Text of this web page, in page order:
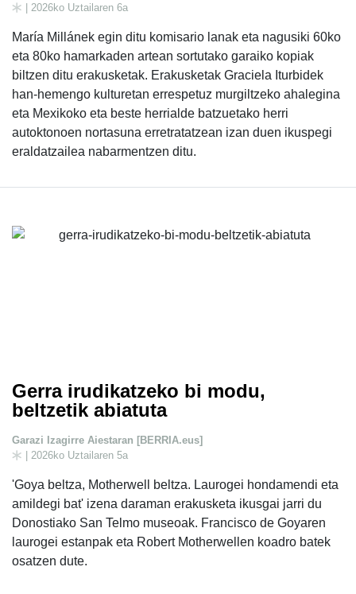
| 2026ko Uztailaren 6a
María Millánek egin ditu komisario lanak eta nagusiki 60ko
eta 80ko hamarkaden artean sortutako garaiko kopiak
biltzen ditu erakusketak. Erakusketak Graciela Iturbidek
han-hemengo kulturetan errespetuz murgiltzeko ahalegina
eta Mexikoko eta beste herrialde batzuetako herri
autoktonoen nortasuna erretratatzean izan duen ikuspegi
eraldatzailea nabarmentzen ditu.
Gerra irudikatzeko bi modu,
beltzetik abiatuta
Garazi Izagirre Aiestaran [BERRIA.eus]
| 2026ko Uztailaren 5a
'Goya beltza, Motherwell beltza. Laurogei hondamendi eta
amildegi bat' izena daraman erakusketa ikusgai jarri du
Donostiako San Telmo museoak. Francisco de Goyaren
laurogei estanpak eta Robert Motherwellen koadro batek
osatzen dute.